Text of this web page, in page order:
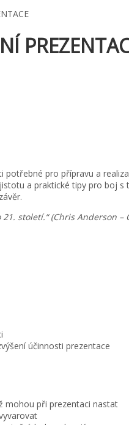
potřebné pro přípravu a
a praktické tipy pro boj
století.“ (Chris Anderson –
účinnosti prezentace
mohou při prezentaci nastat